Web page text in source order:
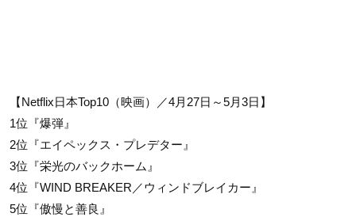
【Netflix日本Top10（映画）／4月27日～5月3日】
1位『爆弾』
2位『エイペックス・プレデター』
3位『栄光のバックホーム』
4位『WIND BREAKER／ウィンドブレイカー』
5位『傲慢と善良』